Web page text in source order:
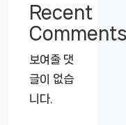
Recent
Comments
보여줄 댓
글이 없습
니다.